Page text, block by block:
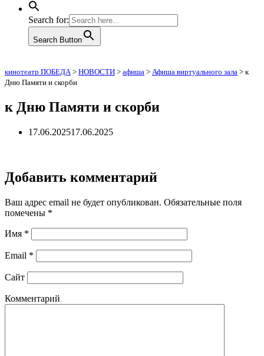
Search for:
Search Button
кинотеатр ПОБЕДА> НОВОСТИ > афиша > Афиша виртуального зала > к
Дню Памяти и скорби
к Дню Памяти и скорби
17.06.202517.06.2025
Добавить комментарий
Ваш адрес email не будет опубликован. Обязательные поля
помечены *
Имя *
Email *
Сайт
Комментарий